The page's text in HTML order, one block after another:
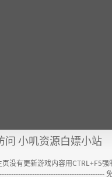
问 小叽资源白嫖小站
没有更新游戏内容用CTRL+F5